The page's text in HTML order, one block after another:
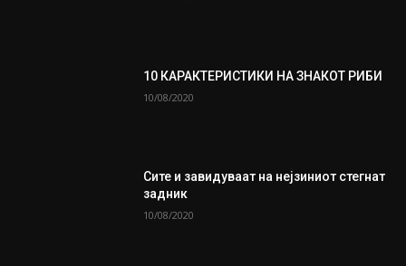
10 КАРАКТЕРИСТИКИ НА ЗНАКОТ РИБИ
10/08/2020
Сите и завидуваат на нејзиниот стегнат
задник
10/08/2020